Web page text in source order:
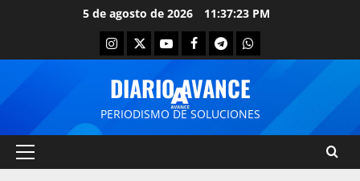
5 de agosto de 2026 11:37:23 PM
DIARIO AVANCE
PERIODISMO DE SOLUCIONES